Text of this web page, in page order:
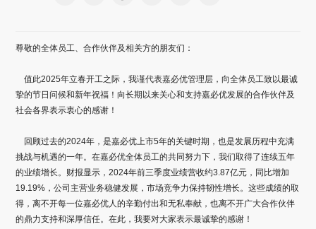
尊敬的全体员工、合作伙伴及相关方的朋友们：
值此2025年立春开工之际，我谨代表嘉必优管理层，向全体员工致以最诚
挚的节日问候和新年祝福！向长期以来关心和支持嘉必优发展的合作伙伴及
社会各界表示衷心的感谢！
回顾过去的2024年，是嘉必优上市5年的关键时期，也是发展历程中充满
挑战与机遇的一年。在嘉必优全体员工的共同努力下，我们取得了连续五年
的业绩增长。财报显示，2024年前三季度业绩营收约3.87亿元，同比增加
19.19%，公司主营业务稳健发展，市场竞争力保持韧性增长。这些成绩的取
得，离不开每一位嘉必优人的辛勤付出和无私奉献，也离不开广大合作伙伴
的鼎力支持和深厚信任。在此，我要对大家表示最诚挚的感谢！